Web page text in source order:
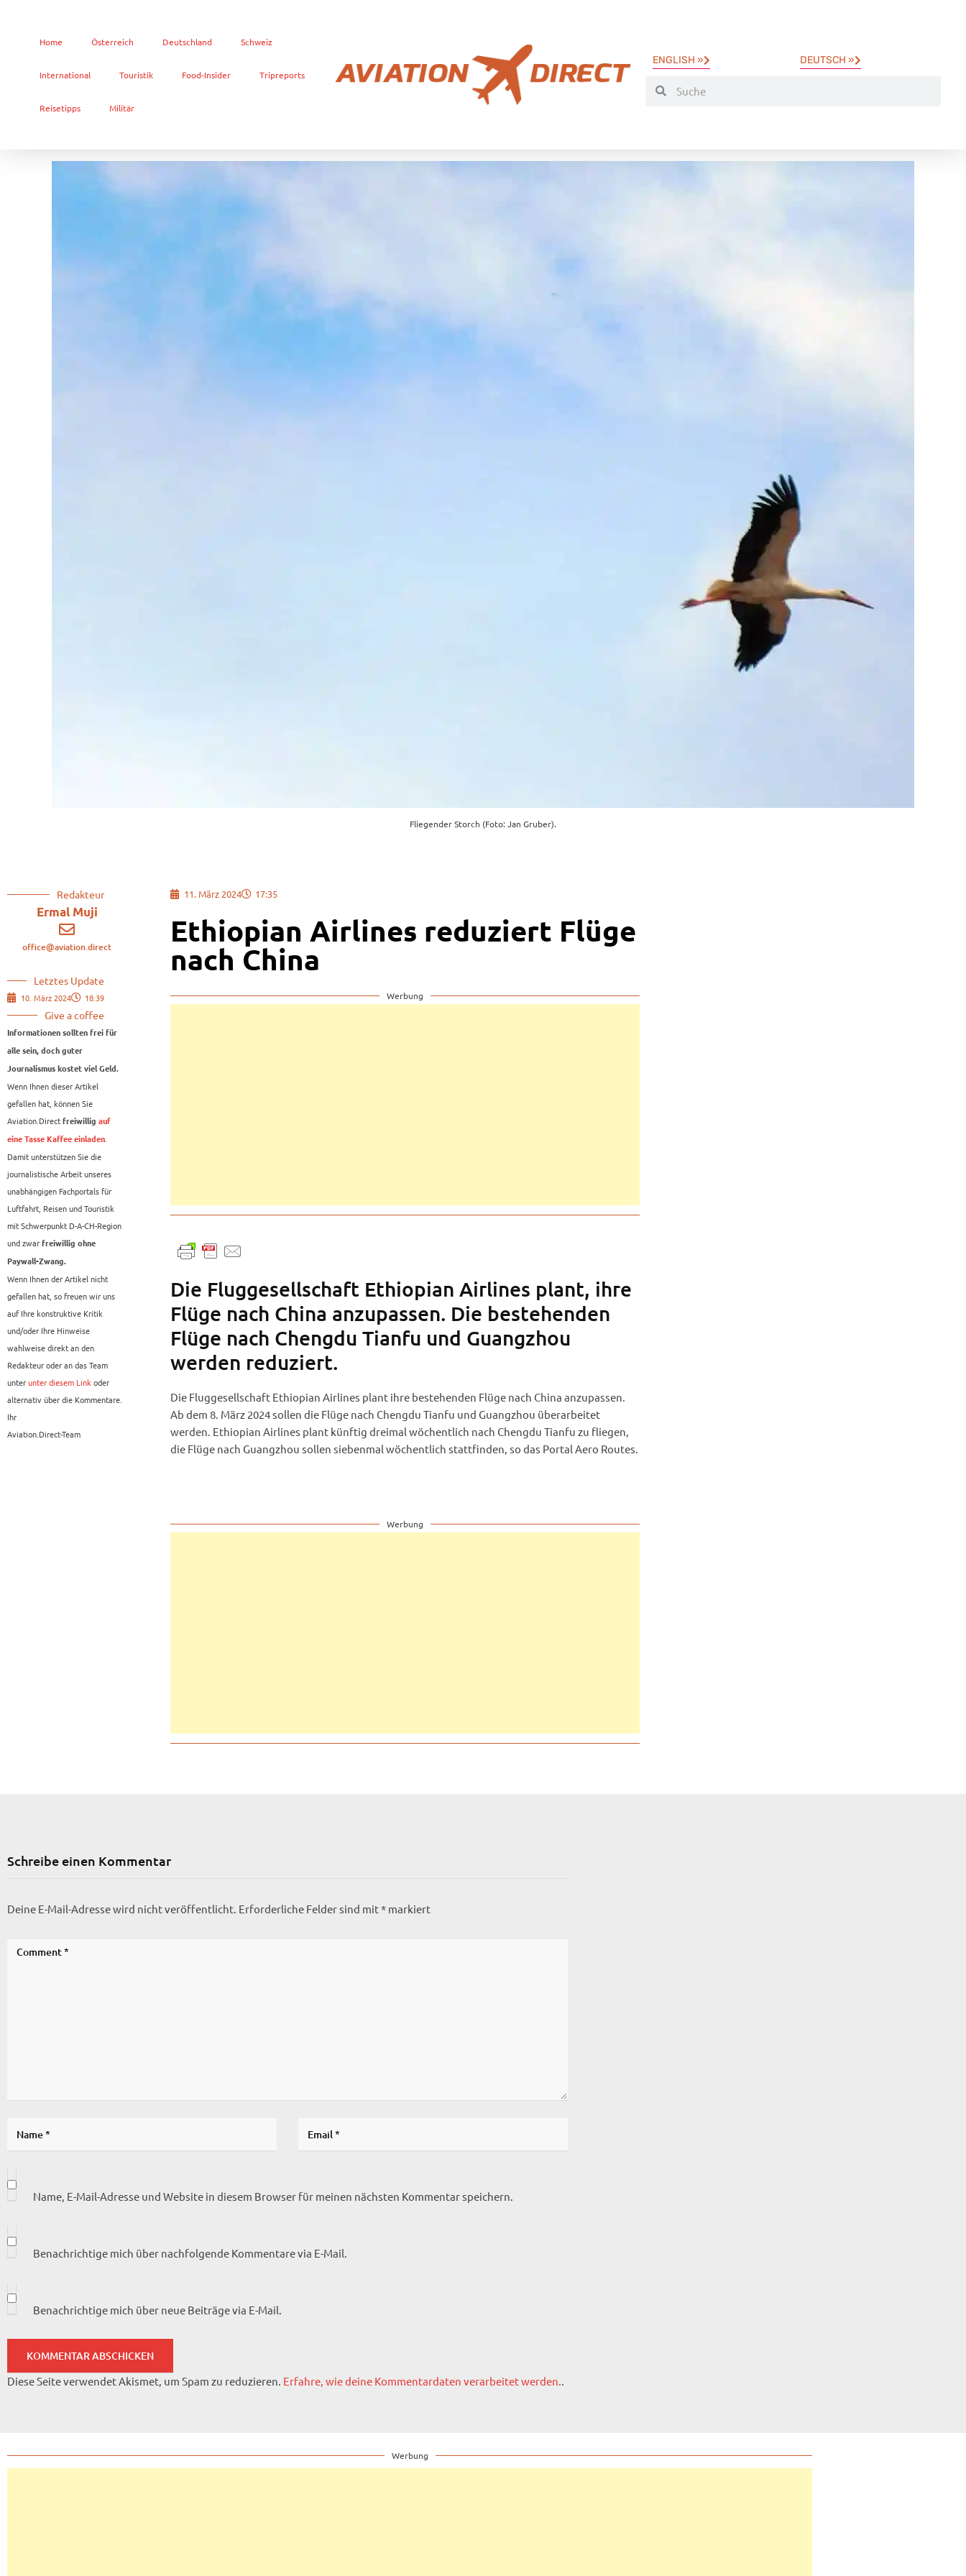
Home Österreich Deutschland Schweiz
International Touristik Food-Insider Tripreports
Reisetipps Militär
ENGLISH » DEUTSCH »
Fliegender Storch (Foto: Jan Gruber).
Redakteur
Ermal Muji
office@aviation.direct
Letztes Update
10. März 2024 18:39
Give a coffee
Informationen sollten frei für
alle sein, doch guter
Journalismus kostet viel Geld.
Wenn Ihnen dieser Artikel
gefallen hat, können Sie
Aviation.Direct freiwillig auf
eine Tasse Kaffee einladen.
Damit unterstützen Sie die
journalistische Arbeit unseres
unabhängigen Fachportals für
Luftfahrt, Reisen und Touristik
mit Schwerpunkt D-A-CH-Region
und zwar freiwillig ohne
Paywall-Zwang.
Wenn Ihnen der Artikel nicht
gefallen hat, so freuen wir uns
auf Ihre konstruktive Kritik
und/oder Ihre Hinweise
wahlweise direkt an den
Redakteur oder an das Team
unterunter diesem Linkoder
alternativ über die Kommentare.
Ihr
Aviation.Direct-Team
11. März 2024 17:35
Ethiopian Airlines reduziert Flüge
nach China
Werbung
Die Fluggesellschaft Ethiopian Airlines plant, ihre
Flüge nach China anzupassen. Die bestehenden
Flüge nach Chengdu Tianfu und Guangzhou
werden reduziert.
Die Fluggesellschaft Ethiopian Airlines plant ihre bestehenden Flüge nach China anzupassen.
Ab dem 8. März 2024 sollen die Flüge nach Chengdu Tianfu und Guangzhou überarbeitet
werden. Ethiopian Airlines plant künftig dreimal wöchentlich nach Chengdu Tianfu zu fliegen,
die Flüge nach Guangzhou sollen siebenmal wöchentlich stattfinden, so das Portal Aero Routes.
Werbung
Schreibe einen Kommentar
Deine E-Mail-Adresse wird nicht veröffentlicht. Erforderliche Felder sind mit* markiert
Name, E-Mail-Adresse und Website in diesem Browser für meinen nächsten Kommentar speichern.
Benachrichtige mich über nachfolgende Kommentare via E-Mail.
Benachrichtige mich über neue Beiträge via E-Mail.
Diese Seite verwendet Akismet, um Spam zu reduzieren. Erfahre, wie deine Kommentardaten verarbeitet werden..
Werbung